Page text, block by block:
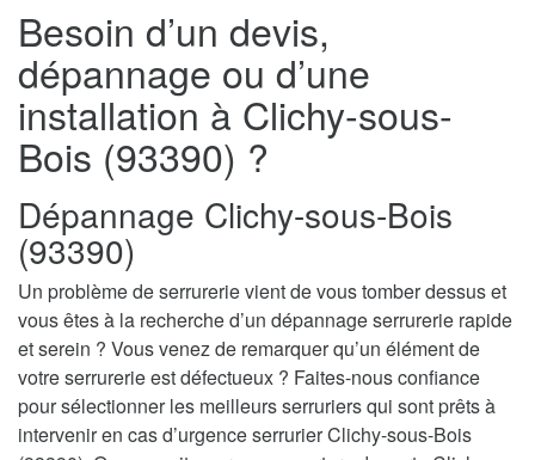
Besoin d’un devis,
dépannage ou d’une
installation à Clichy-sous-
Bois (93390) ?
Dépannage Clichy-sous-Bois
(93390)
Un problème de serrurerie vient de vous tomber dessus et
vous êtes à la recherche d’un dépannage serrurerie rapide
et serein ? Vous venez de remarquer qu’un élément de
votre serrurerie est défectueux ? Faites-nous confiance
pour sélectionner les meilleurs serruriers qui sont prêts à
intervenir en cas d’urgence serrurier Clichy-sous-Bois